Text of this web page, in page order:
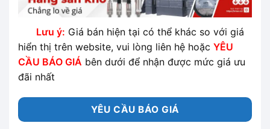
Lưu ý: Giá bán hiện tại có thể khác so với giá
hiển thị trên website, vui lòng liên hệ hoặc YÊU
CẦU BÁO GIÁ bên dưới để nhận được mức giá ưu
đãi nhất
YÊU CẦU BÁO GIÁ